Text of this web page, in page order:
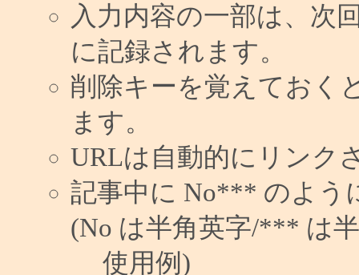
入力内容の一部は、次
に記録されます。
削除キーを覚えておく
ます。
URLは自動的にリンク
記事中に No*** のよう
(No は半角英字/*** は
使用例)